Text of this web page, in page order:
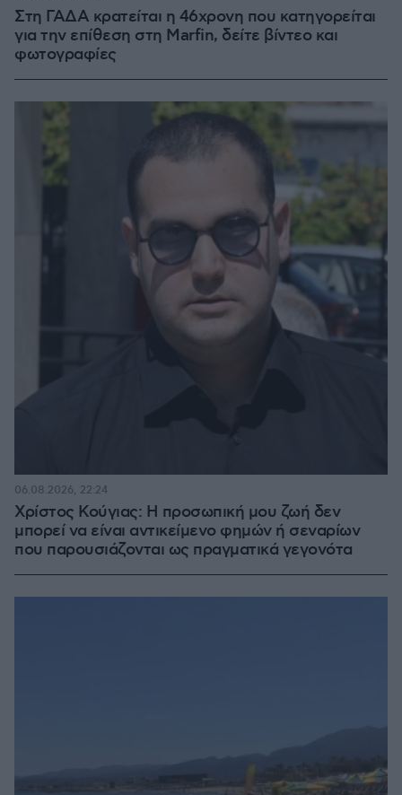
Στη ΓΑΔΑ κρατείται η 46χρονη που κατηγορείται
για την επίθεση στη Marfin, δείτε βίντεο και
φωτογραφίες
Χρίστος Κούγιας: Η προσωπική μου ζωή δεν
μπορεί να είναι αντικείμενο φημών ή σεναρίων
που παρουσιάζονται ως πραγματικά γεγονότα
06.08.2026, 22:24